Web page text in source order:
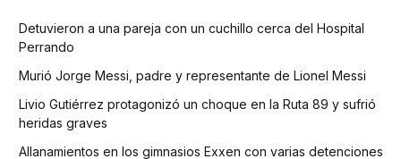
Detuvieron a una pareja con un cuchillo cerca del Hospital
Perrando
Murió Jorge Messi, padre y representante de Lionel Messi
Livio Gutiérrez protagonizó un choque en la Ruta 89 y sufrió
heridas graves
Allanamientos en los gimnasios Exxen con varias detenciones